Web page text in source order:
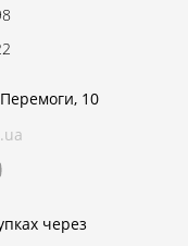
10
через